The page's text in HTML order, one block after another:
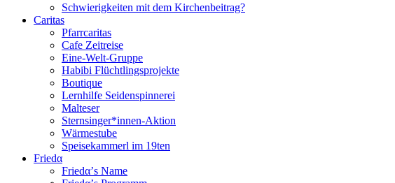
Schwierigkeiten mit dem Kirchenbeitrag?
Caritas
Pfarrcaritas
Cafe Zeitreise
Eine-Welt-Gruppe
Habibi Flüchtlingsprojekte
Boutique
Lernhilfe Seidenspinnerei
Malteser
Sternsinger*innen-Aktion
Wärmestube
Speisekammerl im 19ten
Friedα
Friedα’s Name